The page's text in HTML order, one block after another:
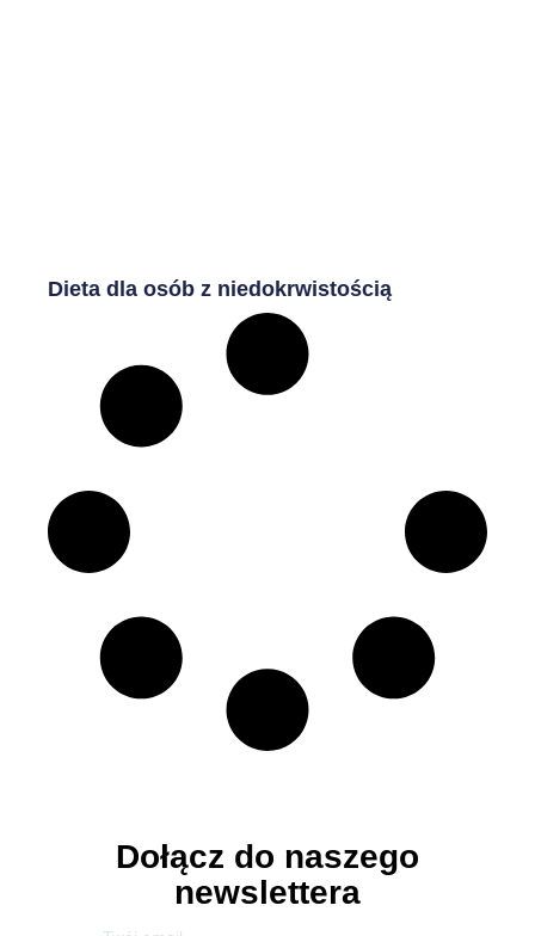
Dieta dla osób z niedokrwistością
Dołącz do naszego
newslettera